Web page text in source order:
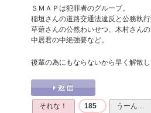
ＳＭＡＰは犯罪者のグループ。
稲垣さんの道路交通法違反と公務執
草薙さんの公然わいせつ、木村さんの
中居君の中絶強要など。
後輩の為にもならないから早く解散し
それな！ 185 うーん…